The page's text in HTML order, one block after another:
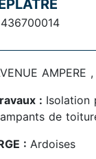
AMPERE
: Isolation
de
: Ardoises